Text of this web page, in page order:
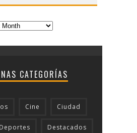
CATEGORÍAS
Cine Ciudad
Deportes Destacados